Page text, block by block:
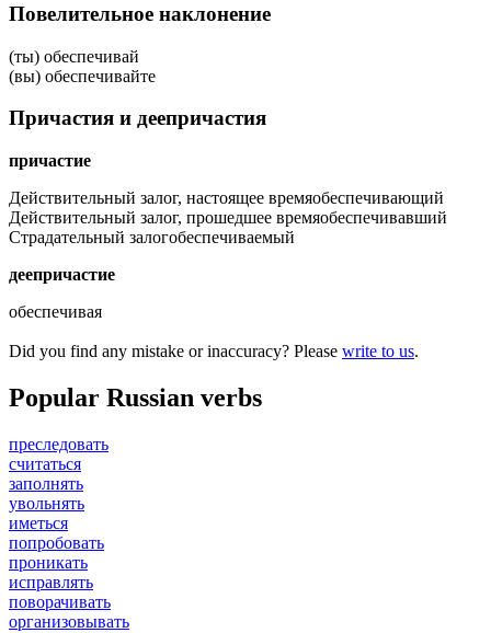
Повелительное наклонение
(ты) обеспечивай
(вы) обеспечивайте
Причастия и деепричастия
причастие
Действительный залог, настоящее времяобеспечивающий
Действительный залог, прошедшее времяобеспечивавший
Страдательный залогобеспечиваемый
деепричастие
обеспечивая
Did you find any mistake or inaccuracy? Please write to us.
Popular Russian verbs
преследовать
считаться
заполнять
увольнять
иметься
попробовать
проникать
исправлять
поворачивать
организовывать